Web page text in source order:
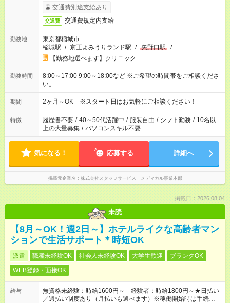
交通費別途支給あり
交通費 交通費規定内支給
勤務地
東京都稲城市
稲城駅 / 京王よみうりランド駅 / 矢野口駅 / …
【勤務地選べます】クリニック
勤務時間
8:00～17:00 9:00～18:00など ※ご希望の時間帯をご相談くださ
い。
期間 2ヶ月～OK ※スタート日はお気軽にご相談ください！
特徴 履歴書不要 / 40～50代活躍中 / 服装自由 / シフト勤務 / 10名以
上の大量募集 / パソコンスキル不要
気になる！ 応募する 詳細へ
掲載元企業名 株式会社スタッフサービス メディカル事業本部
掲載日：2026.08.04
未読
【8月～OK！週2日～】ホテルライクな高齢者マン
ションで生活サポート＊時短OK
派遣 職種未経験OK 社会人未経験OK 大学生歓迎
ブランクOK
WEB登録・面接OK
給与
無資格未経験：時給1600円～ 経験者：時給1800円～★日払い
／週払い制度あり（月払いも選べます）※稼働開始時は手続き完